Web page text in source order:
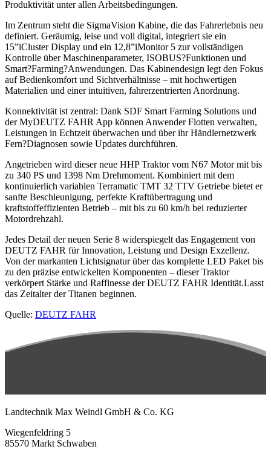
Produktivität unter allen Arbeitsbedingungen.
Im Zentrum steht die SigmaVision Kabine, die das Fahrerlebnis neu
definiert. Geräumig, leise und voll digital, integriert sie ein
15”iCluster Display und ein 12,8”iMonitor 5 zur vollständigen
Kontrolle über Maschinenparameter, ISOBUS?Funktionen und
Smart?Farming?Anwendungen. Das Kabinendesign legt den Fokus
auf Bedienkomfort und Sichtverhältnisse – mit hochwertigen
Materialien und einer intuitiven, fahrerzentrierten Anordnung.
Konnektivität ist zentral: Dank SDF Smart Farming Solutions und
der MyDEUTZ FAHR App können Anwender Flotten verwalten,
Leistungen in Echtzeit überwachen und über ihr Händlernetzwerk
Fern?Diagnosen sowie Updates durchführen.
Angetrieben wird dieser neue HHP Traktor vom N67 Motor mit bis
zu 340 PS und 1398 Nm Drehmoment. Kombiniert mit dem
kontinuierlich variablen Terramatic TMT 32 TTV Getriebe bietet er
sanfte Beschleunigung, perfekte Kraftübertragung und
kraftstoffeffizienten Betrieb – mit bis zu 60 km/h bei reduzierter
Motordrehzahl.
Jedes Detail der neuen Serie 8 widerspiegelt das Engagement von
DEUTZ FAHR für Innovation, Leistung und Design Exzellenz.
Von der markanten Lichtsignatur über das komplette LED Paket bis
zu den präzise entwickelten Komponenten – dieser Traktor
verkörpert Stärke und Raffinesse der DEUTZ FAHR Identität.Lasst
das Zeitalter der Titanen beginnen.
Quelle: DEUTZ FAHR
Landtechnik Max Weindl GmbH & Co. KG
Wiegenfeldring 5
85570 Markt Schwaben